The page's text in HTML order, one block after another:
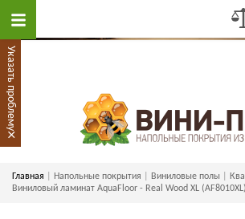
Главная Напольные покрытия Виниловые полы
Виниловый ламинат AquaFloor - Real Wood XL (AF8010XL)
Указать проблему
×